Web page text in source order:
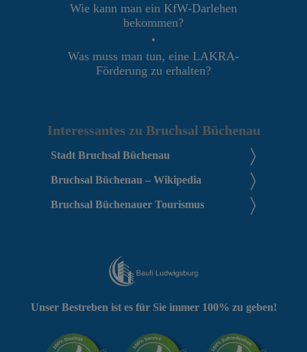
Wie kann man ein KfW-Darlehen
bekommen?
•
Was muss man tun, eine LAKRA-
Förderung zu erhalten?
Interessantes zu Bruchsal Büchenau
Stadt Bruchsal Büchenau
Bruchsal Büchenau – Wikipedia
Bruchsal Büchenauer Tourismus
Unser Bestreben ist es für Sie immer 100% zu geben!